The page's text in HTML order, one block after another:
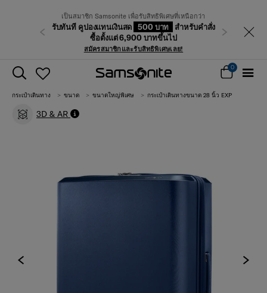
เป็นสมาชิก Samsonite เพื่อรับสิทธิพิเศษที่เหนือกว่า
รับทันที คูปองแทนเงินสด 500 บาท
สำหรับคำสั่ง
ซื้อตั้งแต่ 6,900 บาทขึ้นไป
สมัครสมาชิกและรับสิทธิพิเศษเลย!
ก่อนหน้า ถัดไป
0
กระเป๋าเดินทาง ขนาด ขนาดใหญ่พิเศษ กระเป๋าเดินทางขนาด 28 นิ้ว EXP
3D & AR